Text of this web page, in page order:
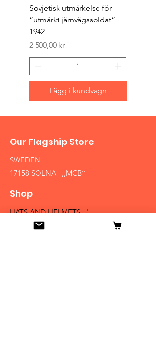
Sovjetisk utmärkelse för
”utmärkt järnvägssoldat”
1942
Pris
2 500,00 kr
Lägg i kundvagn
Our Flagship Store
SWEDEN
17158 SOLNA ,,MCB´´
Shop
HATS AND HELMETS '
FIREARMS